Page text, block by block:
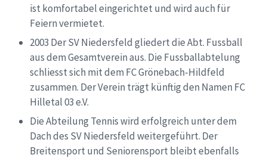
ist komfortabel eingerichtet und wird auch für
Feiern vermietet.
2003 Der SV Niedersfeld gliedert die Abt. Fussball
aus dem Gesamtverein aus. Die Fussballabtelung
schliesst sich mit dem FC Grönebach-Hildfeld
zusammen. Der Verein trägt künftig den Namen FC
Hilletal 03 e.V.
Die Abteilung Tennis wird erfolgreich unter dem
Dach des SV Niedersfeld weitergeführt. Der
Breitensport und Seniorensport bleibt ebenfalls